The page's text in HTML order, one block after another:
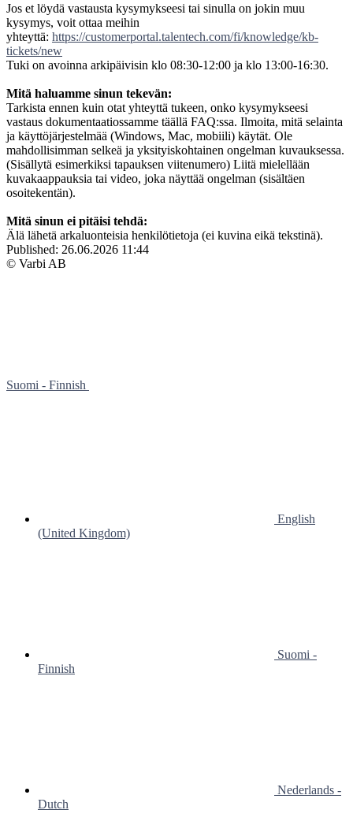
Jos et löydä vastausta kysymykseesi tai sinulla on jokin muu
kysymys, voit ottaa meihin
yhteyttä: https://customerportal.talentech.com/fi/knowledge/kb-
tickets/new
Tuki on avoinna arkipäivisin klo 08:30-12:00 ja klo 13:00-16:30.
Mitä haluamme sinun tekevän:
Tarkista ennen kuin otat yhteyttä tukeen, onko kysymykseesi
vastaus dokumentaatiossamme täällä FAQ:ssa. Ilmoita, mitä selainta
ja käyttöjärjestelmää (Windows, Mac, mobiili) käytät. Ole
mahdollisimman selkeä ja yksityiskohtainen ongelman kuvauksessa.
(Sisällytä esimerkiksi tapauksen viitenumero) Liitä mielellään
kuvakaappauksia tai video, joka näyttää ongelman (sisältäen
osoitekentän).
Mitä sinun ei pitäisi tehdä:
Älä lähetä arkaluonteisia henkilötietoja (ei kuvina eikä tekstinä).
Published: 26.06.2026 11:44
© Varbi AB
Suomi - Finnish
English
(United Kingdom)
Suomi -
Finnish
Nederlands -
Dutch